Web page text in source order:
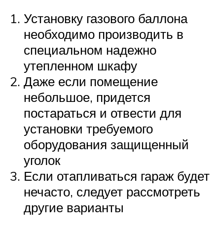
Установку газового баллона
необходимо производить в
специальном надежно
утепленном шкафу
Даже если помещение
небольшое, придется
постараться и отвести для
установки требуемого
оборудования защищенный
уголок
Если отапливаться гараж будет
нечасто, следует рассмотреть
другие варианты